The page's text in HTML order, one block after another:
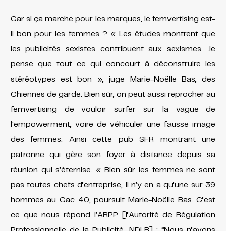
Car si ça marche pour les marques, le femvertising est-
il bon pour les femmes ? « Les études montrent que
les publicités sexistes contribuent aux sexismes. Je
pense que tout ce qui concourt à déconstruire les
stéréotypes est bon », juge Marie-Noëlle Bas, des
Chiennes de garde. Bien sûr, on peut aussi reprocher au
femvertising de vouloir surfer
sur la vague de
l’empowerment, voire de véhiculer une fausse image
des femmes. Ainsi cette pub SFR montrant une
patronne qui gère son foyer à distance depuis sa
réunion qui s’éternise. « Bien sûr les femmes ne sont
pas toutes chefs d’entreprise, il n’y en a qu’une sur 39
hommes au Cac 40, poursuit Marie-Noëlle Bas. C’est
ce que nous répond l’ARPP [l’Autorité de Régulation